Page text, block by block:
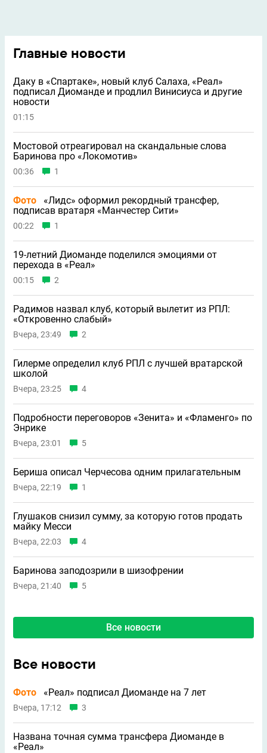
Главные новости
Даку в «Спартаке», новый клуб Салаха, «Реал»
подписал Диоманде и продлил Винисиуса и другие
новости
01:15
Мостовой отреагировал на скандальные слова
Баринова про «Локомотив»
00:36 1
Фото
«Лидс» оформил рекордный трансфер,
подписав вратаря «Манчестер Сити»
00:22 1
19-летний Диоманде поделился эмоциями от
перехода в «Реал»
00:15 2
Радимов назвал клуб, который вылетит из РПЛ:
«Откровенно слабый»
Вчера, 23:49 2
Гилерме определил клуб РПЛ с лучшей вратарской
школой
Вчера, 23:25 4
Подробности переговоров «Зенита» и «Фламенго» по
Энрике
Вчера, 23:01 5
Бериша описал Черчесова одним прилагательным
Вчера, 22:19 1
Глушаков снизил сумму, за которую готов продать
майку Месси
Вчера, 22:03 4
Баринова заподозрили в шизофрении
Вчера, 21:40 5
Все новости
Все новости
Фото «Реал» подписал Диоманде на 7 лет
Вчера, 17:12 3
Названа точная сумма трансфера Диоманде в
«Реал»